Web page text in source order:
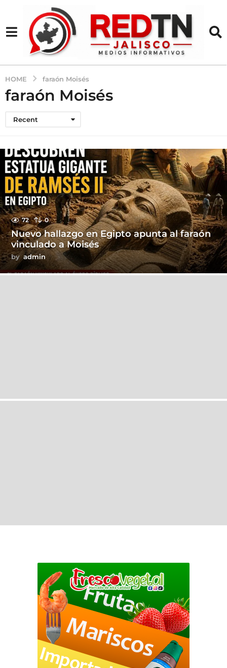
HOME faraón Moisés
faraón Moisés
Recent
72 0
Nuevo hallazgo en Egipto apunta al faraón
vinculado a Moisés
by admin